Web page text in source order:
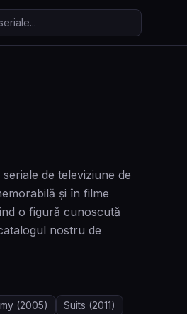
de televiziune de
și în filme
o figură cunoscută
nostru de
(2005) Suits (2011)